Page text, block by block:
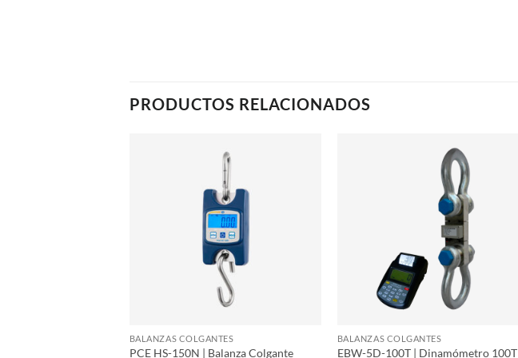
PRODUCTOS RELACIONADOS
BALANZAS COLGANTES
PCE HS-150N | Balanza Colgante
BALANZAS COLGANTES
EBW-5D-100T | Dinamómetro 100T